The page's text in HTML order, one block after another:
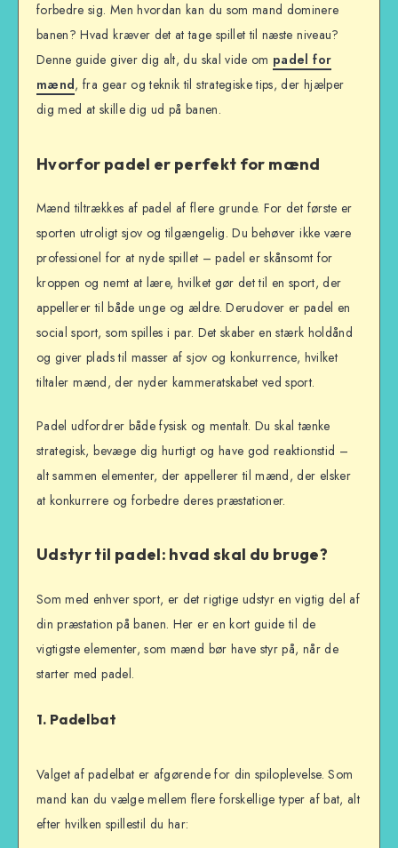
forbedre sig. Men hvordan kan du som mand dominere
banen? Hvad kræver det at tage spillet til næste niveau?
Denne guide giver dig alt, du skal vide om padel for
mænd, fra gear og teknik til strategiske tips, der hjælper
dig med at skille dig ud på banen.
Hvorfor padel er perfekt for mænd
Mænd tiltrækkes af padel af flere grunde. For det første er
sporten utroligt sjov og tilgængelig. Du behøver ikke være
professionel for at nyde spillet – padel er skånsomt for
kroppen og nemt at lære, hvilket gør det til en sport, der
appellerer til både unge og ældre. Derudover er padel en
social sport, som spilles i par. Det skaber en stærk holdånd
og giver plads til masser af sjov og konkurrence, hvilket
tiltaler mænd, der nyder kammeratskabet ved sport.
Padel udfordrer både fysisk og mentalt. Du skal tænke
strategisk, bevæge dig hurtigt og have god reaktionstid –
alt sammen elementer, der appellerer til mænd, der elsker
at konkurrere og forbedre deres præstationer.
Udstyr til padel: hvad skal du bruge?
Som med enhver sport, er det rigtige udstyr en vigtig del af
din præstation på banen. Her er en kort guide til de
vigtigste elementer, som mænd bør have styr på, når de
starter med padel.
1. Padelbat
Valget af padelbat er afgørende for din spiloplevelse. Som
mand kan du vælge mellem flere forskellige typer af bat, alt
efter hvilken spillestil du har: